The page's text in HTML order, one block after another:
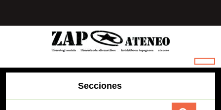
contenido
Secciones